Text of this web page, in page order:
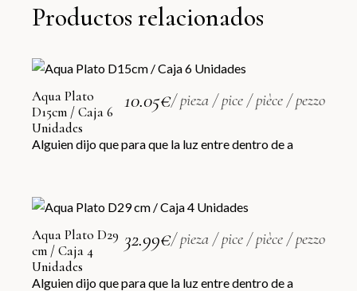
Productos relacionados
Aqua Plato
D15cm / Caja 6
Unidades
10.05€/ pieza / pice / pièce / pezzo
Alguien dijo que para que la luz entre dentro de a
Aqua Plato D29
cm / Caja 4
Unidades
32.99€/ pieza / pice / pièce / pezzo
Alguien dijo que para que la luz entre dentro de a